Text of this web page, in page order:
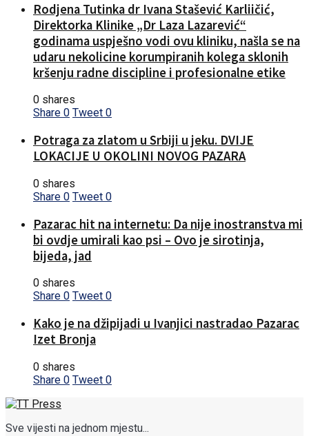
Rodjena Tutinka dr Ivana Stašević Karliičić,
Direktorka Klinike „Dr Laza Lazarević“
godinama uspješno vodi ovu kliniku, našla se na
udaru nekolicine korumpiranih kolega sklonih
kršenju radne discipline i profesionalne etike
0 shares
Share 0 Tweet 0
Potraga za zlatom u Srbiji u jeku. DVIJE
LOKACIJE U OKOLINI NOVOG PAZARA
0 shares
Share 0 Tweet 0
Pazarac hit na internetu: Da nije inostranstva mi
bi ovdje umirali kao psi – Ovo je sirotinja,
bijeda, jad
0 shares
Share 0 Tweet 0
Kako je na džipijadi u Ivanjici nastradao Pazarac
Izet Bronja
0 shares
Share 0 Tweet 0
Sve vijesti na jednom mjestu...